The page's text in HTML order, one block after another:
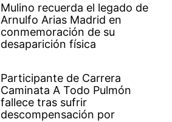
Mulino recuerda el legado de
Arnulfo Arias Madrid en
conmemoración de su
desaparición física
Participante de Carrera
Caminata A Todo Pulmón
fallece tras sufrir
descompensación por